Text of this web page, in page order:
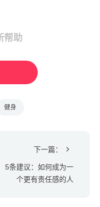
帮助
健身
下一篇：
5条建议：如何成为一
个更有责任感的人